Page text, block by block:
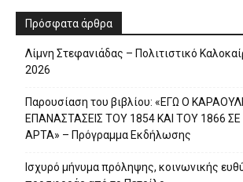
Πρόσφατα άρθρα
Λίμνη Στεφανιάδας – Πολιτιστικό
2026
Παρουσίαση του βιβλίου: «ΕΓΩ Ο
ΕΠΑΝΑΣΤΑΣΕΙΣ ΤΟΥ 1854 ΚΑΙ ΤΟΥ 1866 ΣΕ
ΑΡΤΑ» – Πρόγραμμα Εκδήλωσης
Ισχυρό μήνυμα πρόληψης, κοινωνικής